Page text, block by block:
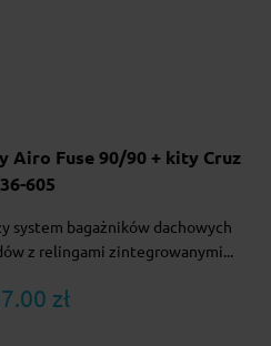
Airo Fuse 90/90 + kity Cruz
605
system bagażników dachowych
z relingami zintegrowanymi...
zł